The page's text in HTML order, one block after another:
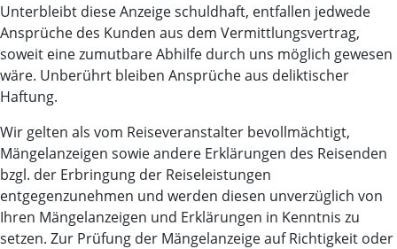
Unterbleibt diese Anzeige schuldhaft, entfallen jedwede
Ansprüche des Kunden aus dem Vermittlungsvertrag,
soweit eine zumutbare Abhilfe durch uns möglich gewesen
wäre. Unberührt bleiben Ansprüche aus deliktischer
Haftung.
Wir gelten als vom Reiseveranstalter bevollmächtigt,
Mängelanzeigen sowie andere Erklärungen des Reisenden
bzgl. der Erbringung der Reiseleistungen
entgegenzunehmen und werden diesen unverzüglich von
Ihren Mängelanzeigen und Erklärungen in Kenntnis zu
setzen. Zur Prüfung der Mängelanzeige auf Richtigkeit oder